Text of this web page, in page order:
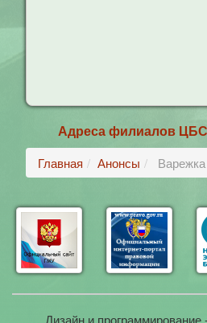
Адреса филиалов ЦБС
Главная Анонсы
Дизайн и